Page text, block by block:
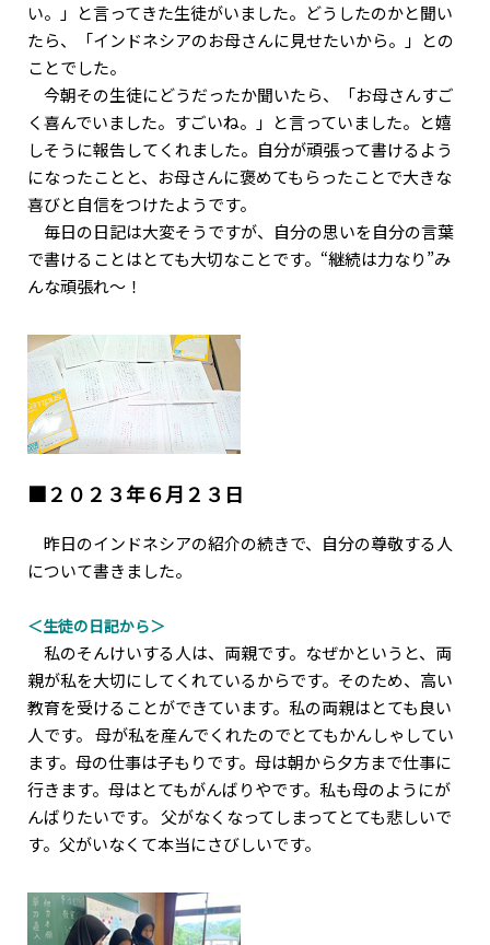
い。」と言ってきた生徒がいました。どうしたのかと聞い
たら、「インドネシアのお母さんに見せたいから。」との
ことでした。
今朝その生徒にどうだったか聞いたら、「お母さんすご
く喜んでいました。すごいね。」と言っていました。と嬉
しそうに報告してくれました。自分が頑張って書けるよう
になったことと、お母さんに褒めてもらったことで大きな
喜びと自信をつけたようです。
毎日の日記は大変そうですが、自分の思いを自分の言葉
で書けることはとても大切なことです。“継続は力なり”み
んな頑張れ～！
■２０２３年６月２３日
昨日のインドネシアの紹介の続きで、自分の尊敬する人
について書きました。
＜生徒の日記から＞
私のそんけいする人は、両親です。なぜかというと、両
親が私を大切にしてくれているからです。そのため、高い
教育を受けることができています。私の両親はとても良い
人です。 母が私を産んでくれたのでとてもかんしゃしてい
ます。母の仕事は子もりです。母は朝から夕方まで仕事に
行きます。母はとてもがんばりやです。私も母のようにが
んばりたいです。 父がなくなってしまってとても悲しいで
す。父がいなくて本当にさびしいです。